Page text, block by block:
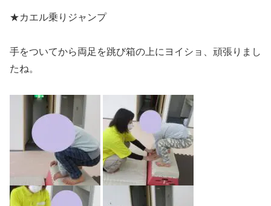
★カエル乗りジャンプ
手をついてから両足を跳び箱の上にヨイショ、頑張りまし
たね。